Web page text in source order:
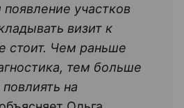
участков
визит к
стоит. Чем раньше
тем больше
на